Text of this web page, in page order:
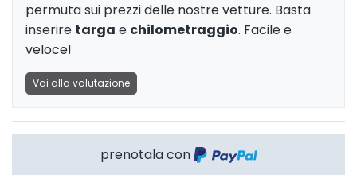
permuta sui prezzi delle nostre vetture. Basta
inserire targa e chilometraggio. Facile e
veloce!
Vai alla valutazione
prenotala con